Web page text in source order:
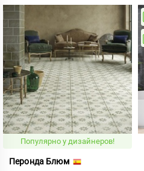
Популярно у дизайнеров!
Перонда Блюм